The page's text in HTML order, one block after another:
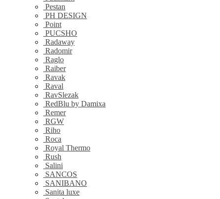
Pestan
PH DESIGN
Point
PUCSHO
Radaway
Radomir
Raglo
Raiber
Ravak
Raval
RavSlezak
RedBlu by Damixa
Remer
RGW
Riho
Roca
Royal Thermo
Rush
Salini
SANCOS
SANIBANO
Sanita luxe